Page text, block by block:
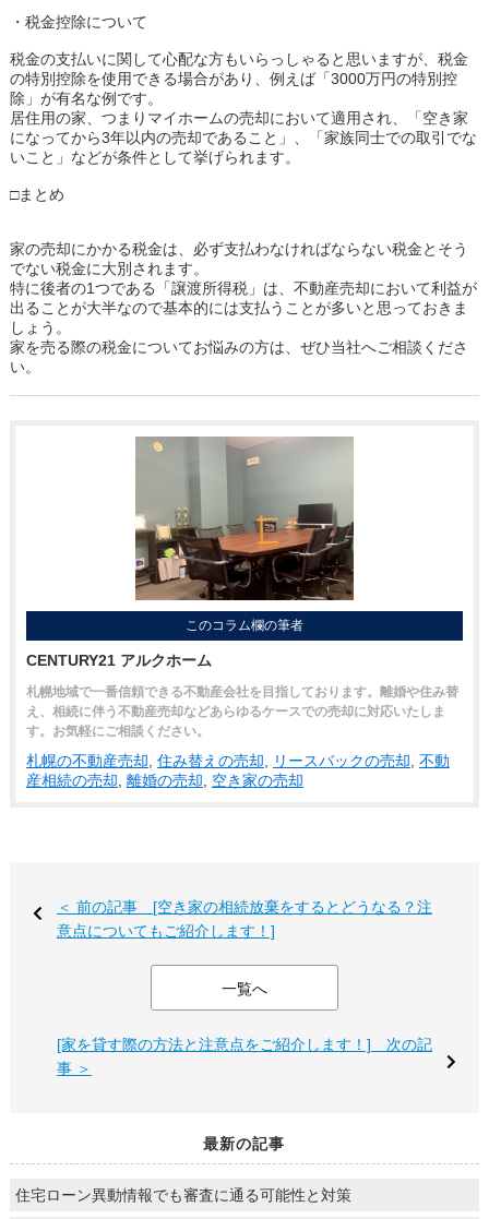
・税金控除について
税金の支払いに関して心配な方もいらっしゃると思いますが、税金
の特別控除を使用できる場合があり、例えば「3000万円の特別控
除」が有名な例です。
居住用の家、つまりマイホームの売却において適用され、「空き家
になってから3年以内の売却であること」、「家族同士での取引でな
いこと」などが条件として挙げられます。
□まとめ
家の売却にかかる税金は、必ず支払わなければならない税金とそう
でない税金に大別されます。
特に後者の1つである「譲渡所得税」は、不動産売却において利益が
出ることが大半なので基本的には支払うことが多いと思っておきま
しょう。
家を売る際の税金についてお悩みの方は、ぜひ当社へご相談くださ
い。
このコラム欄の筆者
CENTURY21 アルクホーム
札幌地域で一番信頼できる不動産会社を目指しております。離婚や住み替
え、相続に伴う不動産売却などあらゆるケースでの売却に対応いたしま
す。お気軽にご相談ください。
札幌の不動産売却 住み替えの売却 リースバックの売却 不動
産相続の売却 離婚の売却 空き家の売却
＜ 前の記事 [空き家の相続放棄をするとどうなる？注
意点についてもご紹介します！]
一覧へ
[家を貸す際の方法と注意点をご紹介します！] 次の記
事 ＞
最新の記事
住宅ローン異動情報でも審査に通る可能性と対策